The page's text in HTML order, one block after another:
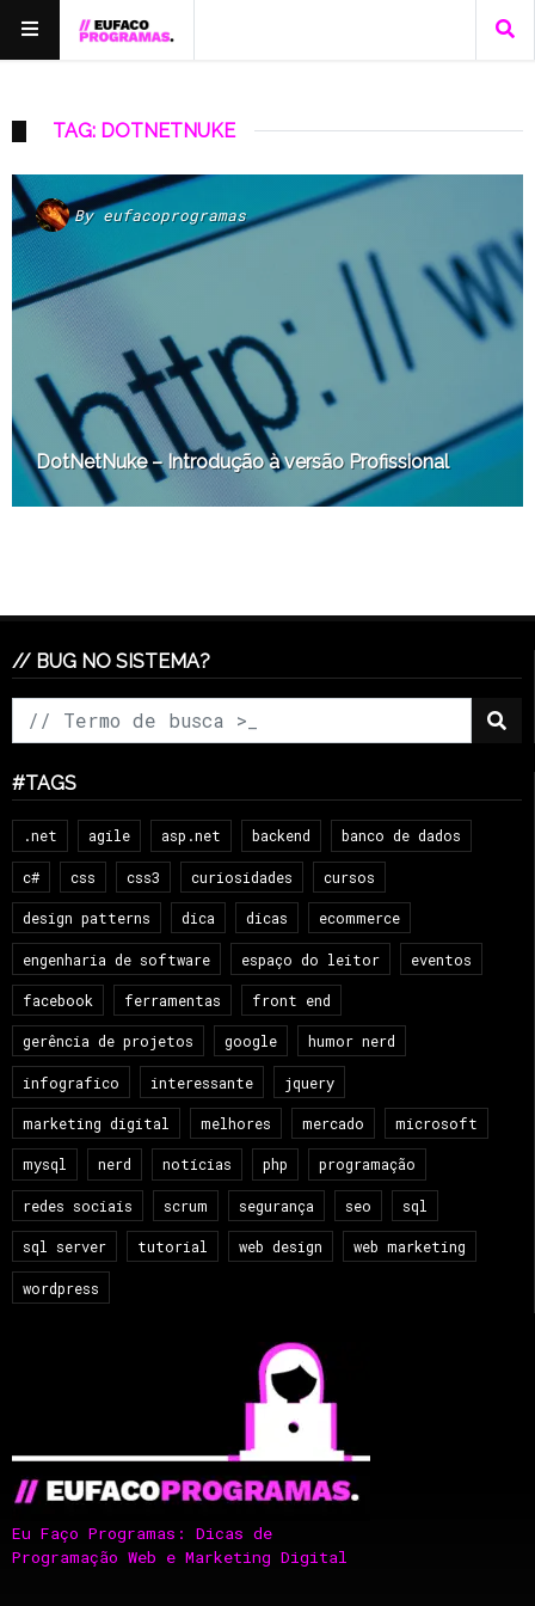
TAG: DOTNETNUKE
Byeufacoprogramas
DotNetNuke – Introdução à versão Profissional
// BUG NO SISTEMA?
#TAGS
.net agile asp.net backend banco de dados
c# css css3 curiosidades cursos
design patterns dica dicas ecommerce
engenharia de software espaço do leitor eventos
facebook ferramentas front end
gerência de projetos google humor nerd
infografico interessante jquery
marketing digital melhores mercado microsoft
mysql nerd notícias php programação
redes sociais scrum segurança seo sql
sql server tutorial web design web marketing
wordpress
Eu Faço Programas: Dicas de
Programação Web e Marketing Digital